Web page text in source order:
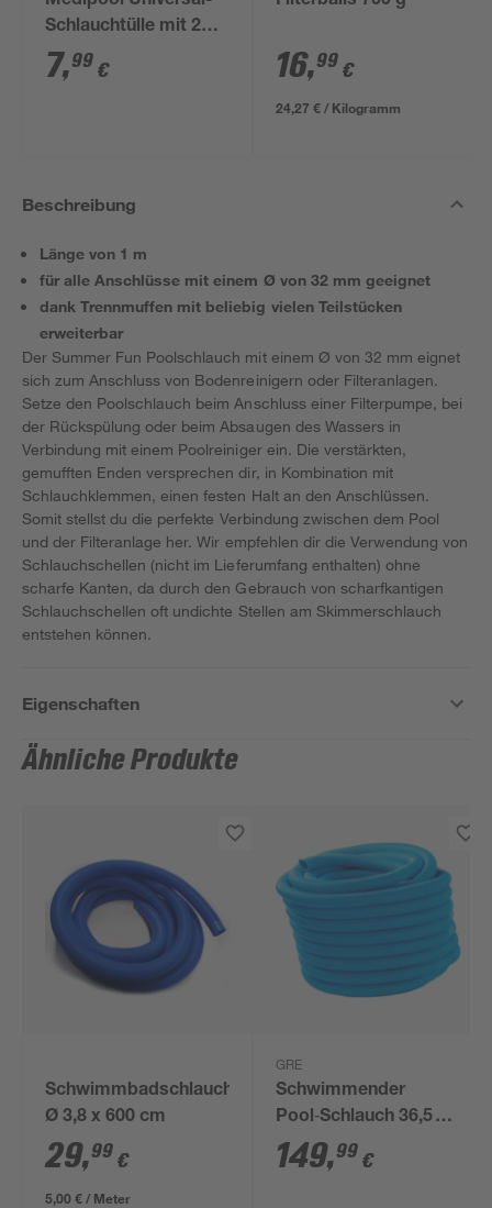
Schlauchtülle mit 2
Schellen Ø 32 und 38
mm
7,99 € 16,99 €
24,27 € / Kilogramm
Beschreibung
Länge von 1 m
für alle Anschlüsse mit einem Ø von 32 mm geeignet
dank Trennmuffen mit beliebig vielen Teilstücken
erweiterbar
Der Summer Fun Poolschlauch mit einem Ø von 32 mm eignet
sich zum Anschluss von Bodenreinigern oder Filteranlagen.
Setze den Poolschlauch beim Anschluss einer Filterpumpe, bei
der Rückspülung oder beim Absaugen des Wassers in
Verbindung mit einem Poolreiniger ein. Die verstärkten,
gemufften Enden versprechen dir, in Kombination mit
Schlauchklemmen, einen festen Halt an den Anschlüssen.
Somit stellst du die perfekte Verbindung zwischen dem Pool
und der Filteranlage her. Wir empfehlen dir die Verwendung von
Schlauchschellen (nicht im Lieferumfang enthalten) ohne
scharfe Kanten, da durch den Gebrauch von scharfkantigen
Schlauchschellen oft undichte Stellen am Skimmerschlauch
entstehen können.
Eigenschaften
Ähnliche Produkte
Schwimmbadschlauch
Ø 3,8 x 600 cm
29,99 €
5,00 € / Meter
GRE
Schwimmender
Pool‑Schlauch 36,5 m
blau Ø 38 mm, teilbar
149,99 €